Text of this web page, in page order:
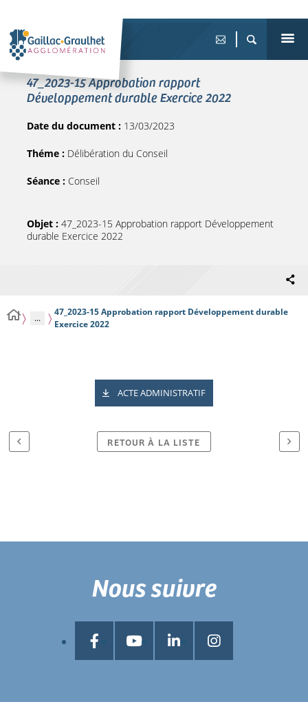
47_2023-15 Approbation rapport
Développement durable Exercice 2022
Date du document : 13/03/2023
Théme : Délibération du Conseil
Séance : Conseil
Objet : 47_2023-15 Approbation rapport Développement
durable Exercice 2022
...
47_2023-15 Approbation rapport Développement durable
Exercice 2022
ACTE ADMINISTRATIF
RETOUR À LA LISTE
Nous suivre